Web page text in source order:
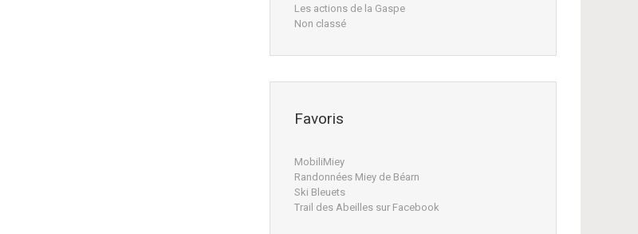
Les actions de la Gaspe
Non classé
Favoris
MobiliMiey
Randonnées Miey de Béarn
Ski Bleuets
Trail des Abeilles sur Facebook